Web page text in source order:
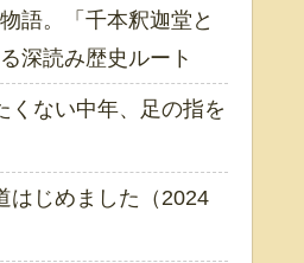
語。「千本釈迦堂と
深読み歴史ルート
くない中年、足の指を
はじめました（2024